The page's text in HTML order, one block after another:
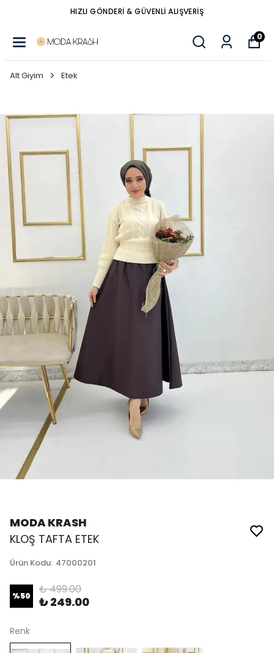
HIZLI GÖNDERİ & GÜVENLİ ALIŞVERİŞ
0
Alt Giyim Etek
MODA KRASH
KLOŞ TAFTA ETEK
Ürün Kodu: 47000201
%50 ₺ 499.00
₺ 249.00
Renk